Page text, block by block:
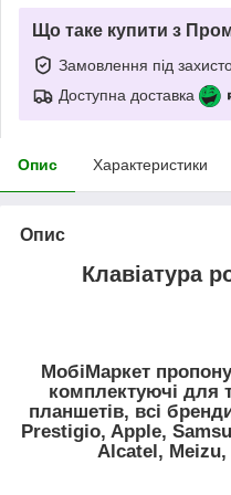
Що таке купити з
Замовлення під
Доступна доставка
Опис Характеристики
Опис
Клавіатура
МобіМаркет
комплектуючі для
планшетів, всі
Prestigio, Apple,
Alcatel, Meizu,